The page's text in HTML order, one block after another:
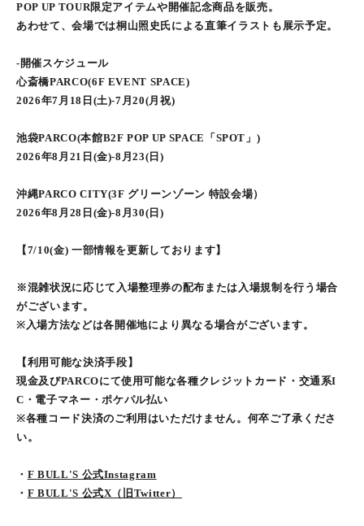
POP UP TOUR限定アイテムや開催記念商品を販売。
あわせて、会場では桐山照史氏による直筆イラストも展示予定。
-開催スケジュール
心斎橋PARCO(6F EVENT SPACE)
2026年7月18日(土)-7月20(月祝)
池袋PARCO(本館B2F POP UP SPACE「SPOT」)
2026年8月21日(金)-8月23(日)
沖縄PARCO CITY(3F グリーンゾーン 特設会場）
2026年8月28日(金)-8月30(日)
【7/10(金) 一部情報を更新しております】
※混雑状況に応じて入場整理券の配布または入場規制を行う場合
がございます。
※入場方法などは各開催地により異なる場合がございます。
【利用可能な決済手段】
現金及びPARCOにて使用可能な各種クレジットカード・交通系I
C・電子マネー・ポケパル払い
※各種コード決済のご利用はいただけません。何卒ご了承くださ
い。
・ F BULL'S 公式Instagram
・ F BULL'S 公式X（旧Twitter）